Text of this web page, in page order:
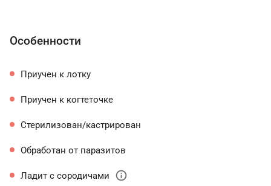
Особенности
Приучен к лотку
Приучен к когтеточке
Стерилизован/кастрирован
Обработан от паразитов
Ладит с сородичами info